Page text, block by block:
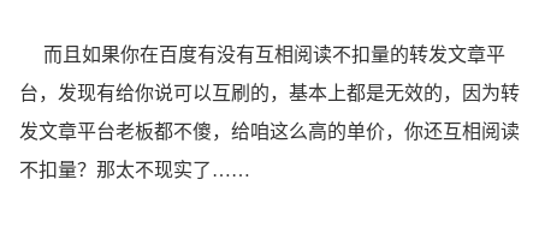
而且如果你在百度有没有互相阅读不扣量的转发文章平
台，发现有给你说可以互刷的，基本上都是无效的，因为转
发文章平台老板都不傻，给咱这么高的单价，你还互相阅读
不扣量？那太不现实了……